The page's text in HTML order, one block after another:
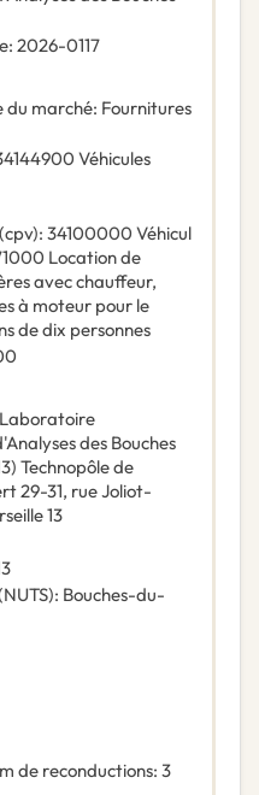
: 2026-0117
du marché: Fournitures
Véhicules
(cpv): 34100000 Véhicul
Location de
avec chauffeur,
à moteur pour le
de dix personnes
Laboratoire
des Bouches
Technopôle de
29-31, rue Joliot-
13
: Bouches-du-
de reconductions: 3